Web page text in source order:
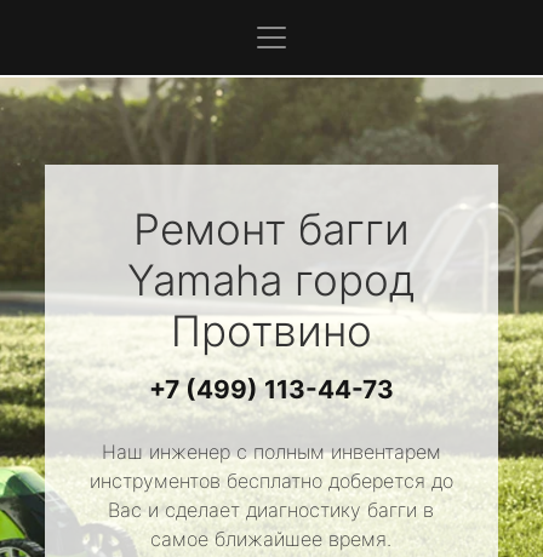
Ремонт багги
Yamaha город
Протвино
+7 (499) 113-44-73
Наш инженер с полным инвентарем
инструментов бесплатно доберется до
Вас и сделает диагностику багги в
самое ближайшее время.